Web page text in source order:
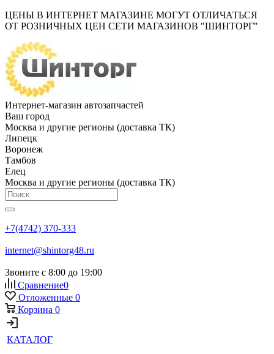
ЦЕНЫ В ИНТЕРНЕТ МАГАЗИНЕ МОГУТ ОТЛИЧАТЬСЯ
ОТ РОЗНИЧНЫХ ЦЕН СЕТИ МАГАЗИНОВ "ШИНТОРГ"
Интернет-магазин автозапчастей
Ваш город
Москва и другие регионы (доставка ТК)
Липецк
Воронеж
Тамбов
Елец
Москва и другие регионы (доставка ТК)
+7(4742) 370-333
internet@shintorg48.ru
Звоните с 8:00 до 19:00
Сравнение0
Отложенные 0
Корзина 0
КАТАЛОГ